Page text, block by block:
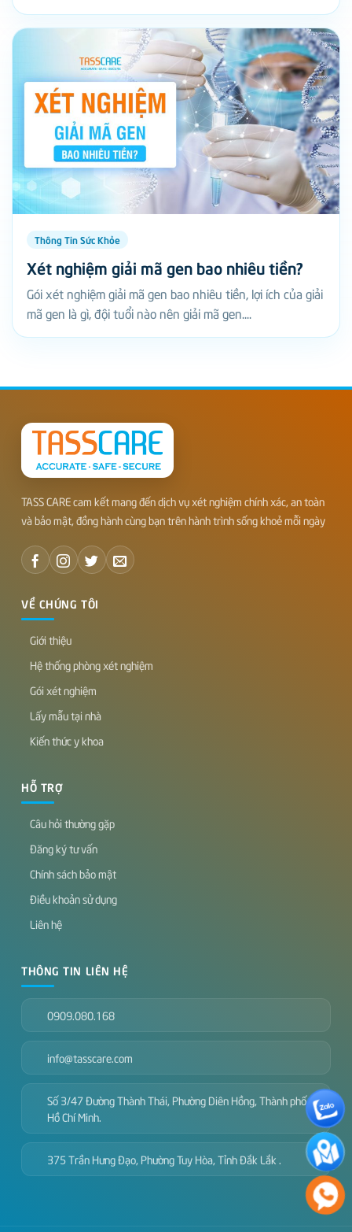
Thông Tin Sức Khỏe
Xét nghiệm giải mã gen bao nhiêu tiền?
Gói xét nghiệm giải mã gen bao nhiêu tiền, lợi ích của giải
mã gen là gì, đội tuổi nào nên giải mã gen....
TASS CARE cam kết mang đến dịch vụ xét nghiệm chính xác, an toàn
và bảo mật, đồng hành cùng bạn trên hành trình sống khoẻ mỗi ngày
VỀ CHÚNG TÔI
Giới thiệu
Hệ thống phòng xét nghiệm
Gói xét nghiệm
Lấy mẫu tại nhà
Kiến thức y khoa
HỖ TRỢ
Câu hỏi thường gặp
Đăng ký tư vấn
Chính sách bảo mật
Điều khoản sử dụng
Liên hệ
THÔNG TIN LIÊN HỆ
0909.080.168
info@tasscare.com
Số 3/47 Đường Thành Thái, Phường Diên Hồng, Thành phố
Hồ Chí Minh.
375 Trần Hưng Đạo, Phường Tuy Hòa, Tỉnh Đắk Lắk .